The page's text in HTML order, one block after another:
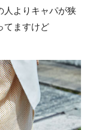
人よりキャパが狭
てますけど